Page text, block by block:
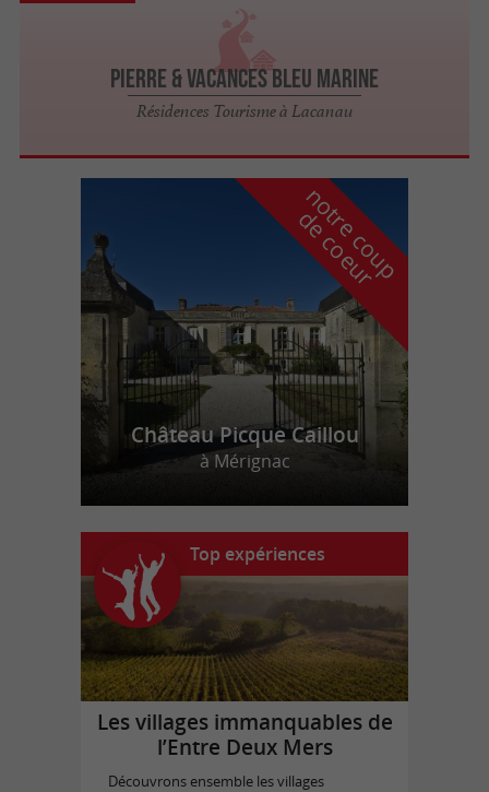
Pierre & Vacances Bleu Marine
Résidences Tourisme à Lacanau
n
o
t
r
e
c
o
u
p
d
e
c
o
e
u
r
Château Picque Caillou
à Mérignac
Top expériences
Les villages immanquables de
l’Entre Deux Mers
Découvrons ensemble les villages